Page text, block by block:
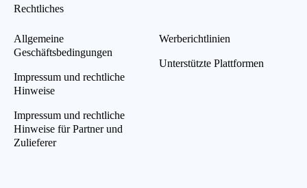
Rechtliches
Allgemeine
Geschäftsbedingungen
Impressum und rechtliche
Hinweise
Impressum und rechtliche
Hinweise für Partner und
Zulieferer
Werberichtlinien
Unterstützte Plattformen